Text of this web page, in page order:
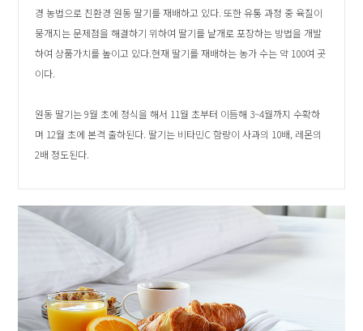
경 농법으로 친환경 원동 딸기를 재배하고 있다. 또한 유통 과정 중 육질이
뭉개지는 문제점을 해결하기 위하여 딸기를 낱개로 포장하는 방법을 개발
하여 상품가치를 높이고 있다.현재 딸기를 재배하는 농가 수는 약 100여 곳
이다.
원동 딸기는 9월 초에 정식을 해서 11월 초부터 이듬해 3~4월까지 수확하
며 12월 초에 본격 출하된다. 딸기는 비타민C 함량이 사과의 10배, 레몬의
2배 정도된다.